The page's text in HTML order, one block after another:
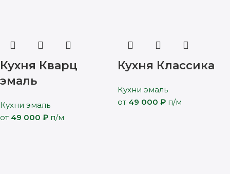
Кухня Кварц
эмаль
Кухни эмаль
от 49 000 ₽ п/м
Кухня Классика
Кухни эмаль
от 49 000 ₽ п/м